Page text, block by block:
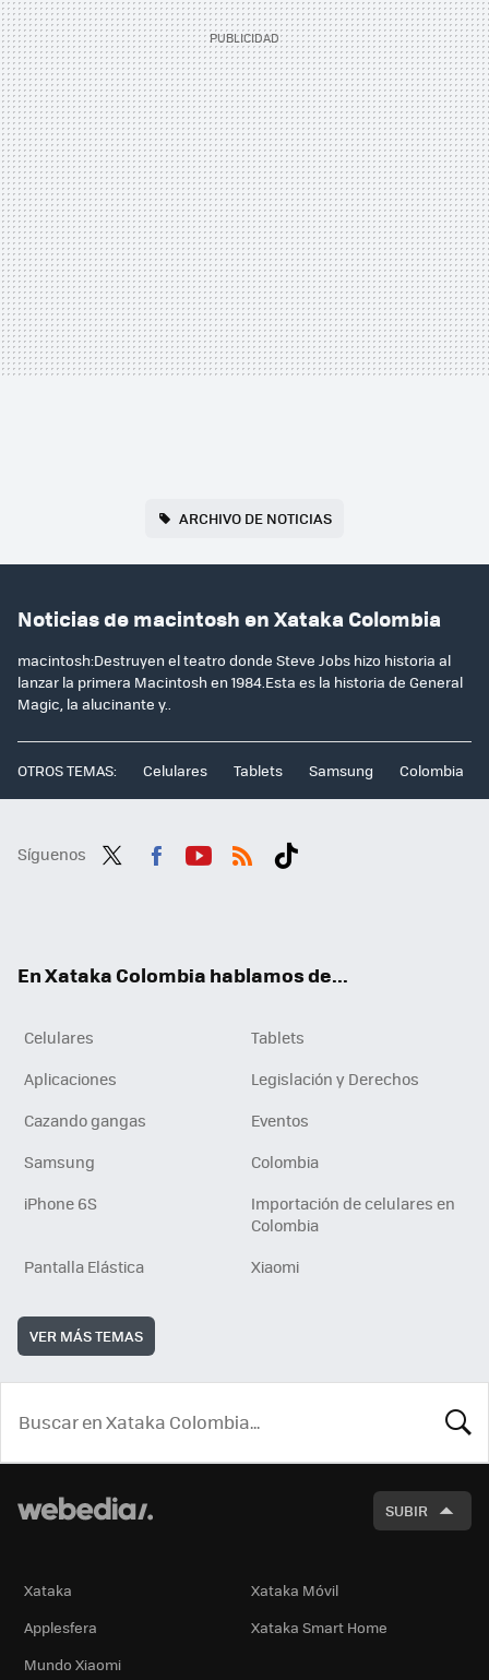
ARCHIVO DE NOTICIAS
Noticias de macintosh en Xataka Colombia
macintosh:Destruyen el teatro donde Steve Jobs hizo historia al
lanzar la primera Macintosh en 1984.Esta es la historia de General
Magic, la alucinante y..
OTROS TEMAS: Celulares Tablets Samsung Colombia
Síguenos
En Xataka Colombia hablamos de...
Celulares
Tablets
Aplicaciones
Legislación y Derechos
Cazando gangas
Eventos
Samsung
Colombia
iPhone 6S
Importación de celulares en
Colombia
Pantalla Elástica
Xiaomi
VER MÁS TEMAS
SUBIR
Xataka
Xataka Móvil
Applesfera
Xataka Smart Home
Mundo Xiaomi